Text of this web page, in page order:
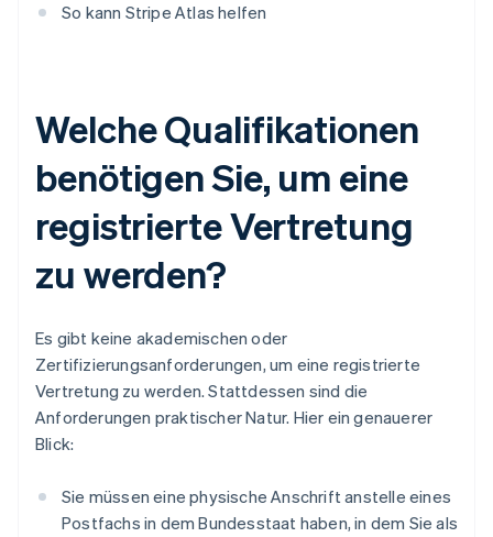
So kann Stripe Atlas helfen
Welche Qualifikationen
benötigen Sie, um eine
registrierte Vertretung
zu werden?
Es gibt keine akademischen oder
Zertifizierungsanforderungen, um eine registrierte
Vertretung zu werden. Stattdessen sind die
Anforderungen praktischer Natur. Hier ein genauerer
Blick:
Sie müssen eine physische Anschrift anstelle eines
Postfachs in dem Bundesstaat haben, in dem Sie als